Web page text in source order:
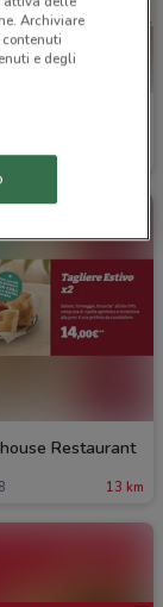
Restaurant
13 km
Archiviare
e degli